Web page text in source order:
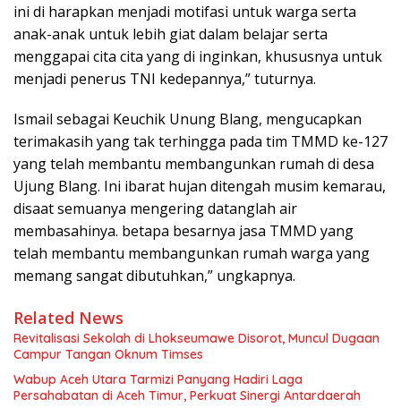
ini di harapkan menjadi motifasi untuk warga serta
anak-anak untuk lebih giat dalam belajar serta
menggapai cita cita yang di inginkan, khususnya untuk
menjadi penerus TNI kedepannya,” tuturnya.
Ismail sebagai Keuchik Unung Blang, mengucapkan
terimakasih yang tak terhingga pada tim TMMD ke-127
yang telah membantu membangunkan rumah di desa
Ujung Blang. Ini ibarat hujan ditengah musim kemarau,
disaat semuanya mengering datanglah air
membasahinya. betapa besarnya jasa TMMD yang
telah membantu membangunkan rumah warga yang
memang sangat dibutuhkan,” ungkapnya.
Related News
Revitalisasi Sekolah di Lhokseumawe Disorot, Muncul Dugaan
Campur Tangan Oknum Timses
Wabup Aceh Utara Tarmizi Panyang Hadiri Laga
Persahabatan di Aceh Timur, Perkuat Sinergi Antardaerah